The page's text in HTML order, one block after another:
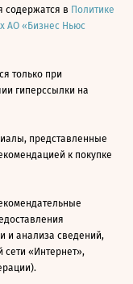
содержатся в Политике
АО «Бизнес Ньюс
только при
гиперссылки на
представленные
к покупке
и анализа сведений,
сети «Интернет»,